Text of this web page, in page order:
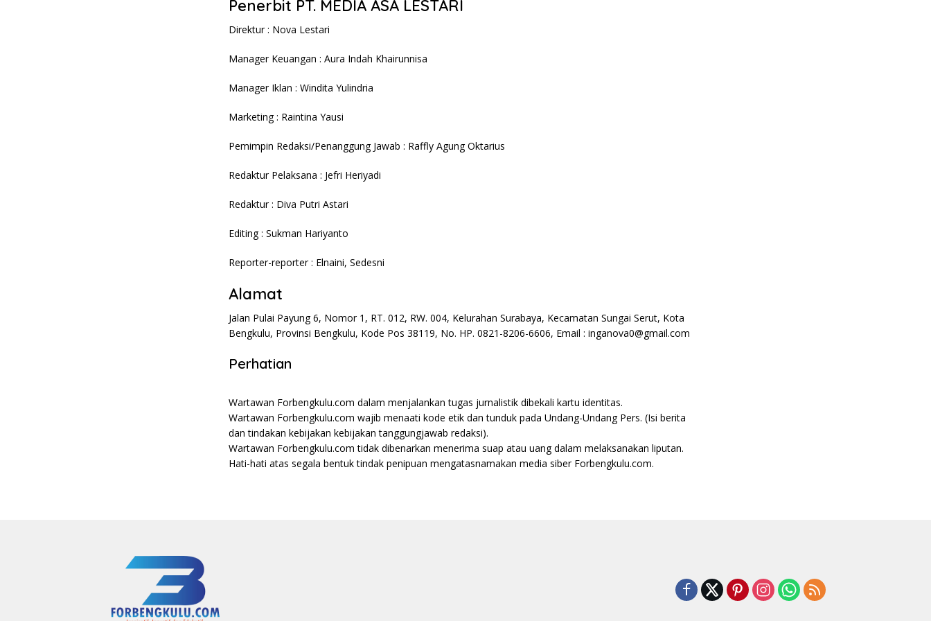
Penerbit PT. MEDIA ASA LESTARI
Direktur : Nova Lestari
Manager Keuangan : Aura Indah Khairunnisa
Manager Iklan : Windita Yulindria
Marketing : Raintina Yausi
Pemimpin Redaksi/Penanggung Jawab : Raffly Agung Oktarius
Redaktur Pelaksana : Jefri Heriyadi
Redaktur : Diva Putri Astari
Editing : Sukman Hariyanto
Reporter-reporter : Elnaini, Sedesni
Alamat
Jalan Pulai Payung 6, Nomor 1, RT. 012, RW. 004, Kelurahan Surabaya, Kecamatan Sungai Serut, Kota
Bengkulu, Provinsi Bengkulu, Kode Pos 38119, No. HP. 0821-8206-6606, Email : inganova0@gmail.com
Perhatian
Wartawan Forbengkulu.com dalam menjalankan tugas jurnalistik dibekali kartu identitas.
Wartawan Forbengkulu.com wajib menaati kode etik dan tunduk pada Undang-Undang Pers. (Isi berita
dan tindakan kebijakan kebijakan tanggungjawab redaksi).
Wartawan Forbengkulu.com tidak dibenarkan menerima suap atau uang dalam melaksanakan liputan.
Hati-hati atas segala bentuk tindak penipuan mengatasnamakan media siber Forbengkulu.com.